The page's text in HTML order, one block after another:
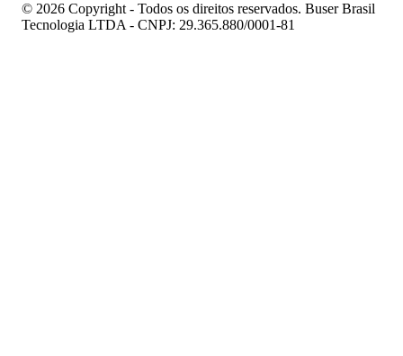
© 2026 Copyright - Todos os direitos reservados. Buser Brasil
Tecnologia LTDA - CNPJ: 29.365.880/0001-81